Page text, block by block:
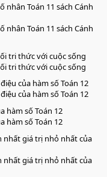
nhân Toán 11 sách Cánh
nhân Toán 11 sách Cánh
tri thức với cuộc sống
tri thức với cuộc sống
của hàm số Toán 12
của hàm số Toán 12
hàm số Toán 12
hàm số Toán 12
nhất giá trị nhỏ nhất của
nhất giá trị nhỏ nhất của